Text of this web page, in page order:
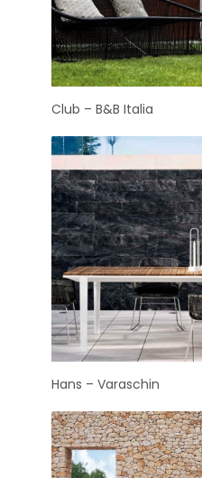
Club – B&B Italia
Hans – Varaschin